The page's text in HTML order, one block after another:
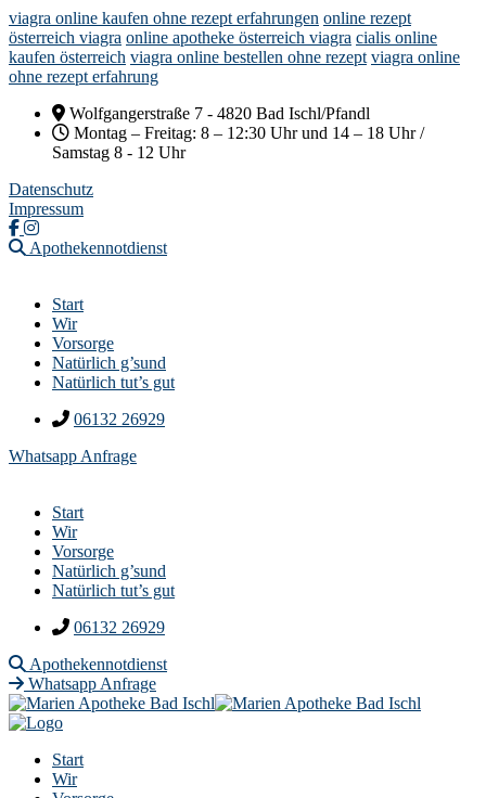
viagra online kaufen ohne rezept erfahrungen online rezept
österreich viagra online apotheke österreich viagra cialis online
kaufen österreich viagra online bestellen ohne rezept viagra online
ohne rezept erfahrung
Wolfgangerstraße 7 - 4820 Bad Ischl/Pfandl
Montag – Freitag: 8 – 12:30 Uhr und 14 – 18 Uhr /
Samstag 8 - 12 Uhr
Datenschutz
Impressum
Apothekennotdienst
Start
Wir
Vorsorge
Natürlich g’sund
Natürlich tut’s gut
06132 26929
Whatsapp Anfrage
Start
Wir
Vorsorge
Natürlich g’sund
Natürlich tut’s gut
06132 26929
Apothekennotdienst
Whatsapp Anfrage
Start
Wir